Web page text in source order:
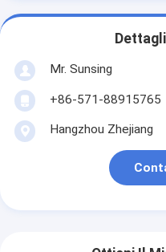
Mr. Sunsing
+86-571-88915765
Hangzhou Zhejiang